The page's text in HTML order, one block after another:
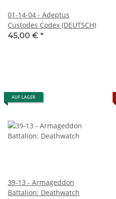
01-14-04 - Adeptus
Custodes Codex (DEUTSCH)
45,00 € *
AUF LAGER
39-13 - Armageddon
Battalion: Deathwatch